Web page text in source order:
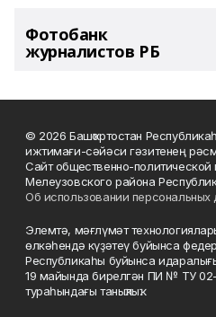
Фотобанк
журналистов РБ
© 2026 Башҡортостан
ижтимағи-сәйәси гәзитенең
Сайт общественно-политической
Мелеузовского района
Об использовании персональных
Элемтә, мәғлүмәт
өлкәһендә күҙәтеү буйынса
Республикаһы буйынса
19 майында бирелгән ПИ № ТУ
тураһындағы таныҡлыҡ.